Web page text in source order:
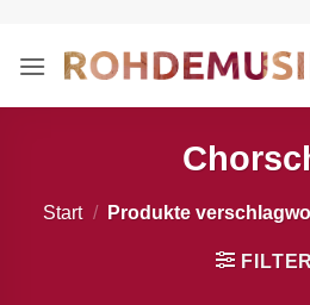
springen
Start / Produkte
FILTER